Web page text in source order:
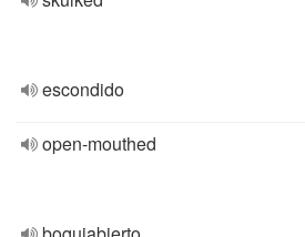
escondido
open-mouthed